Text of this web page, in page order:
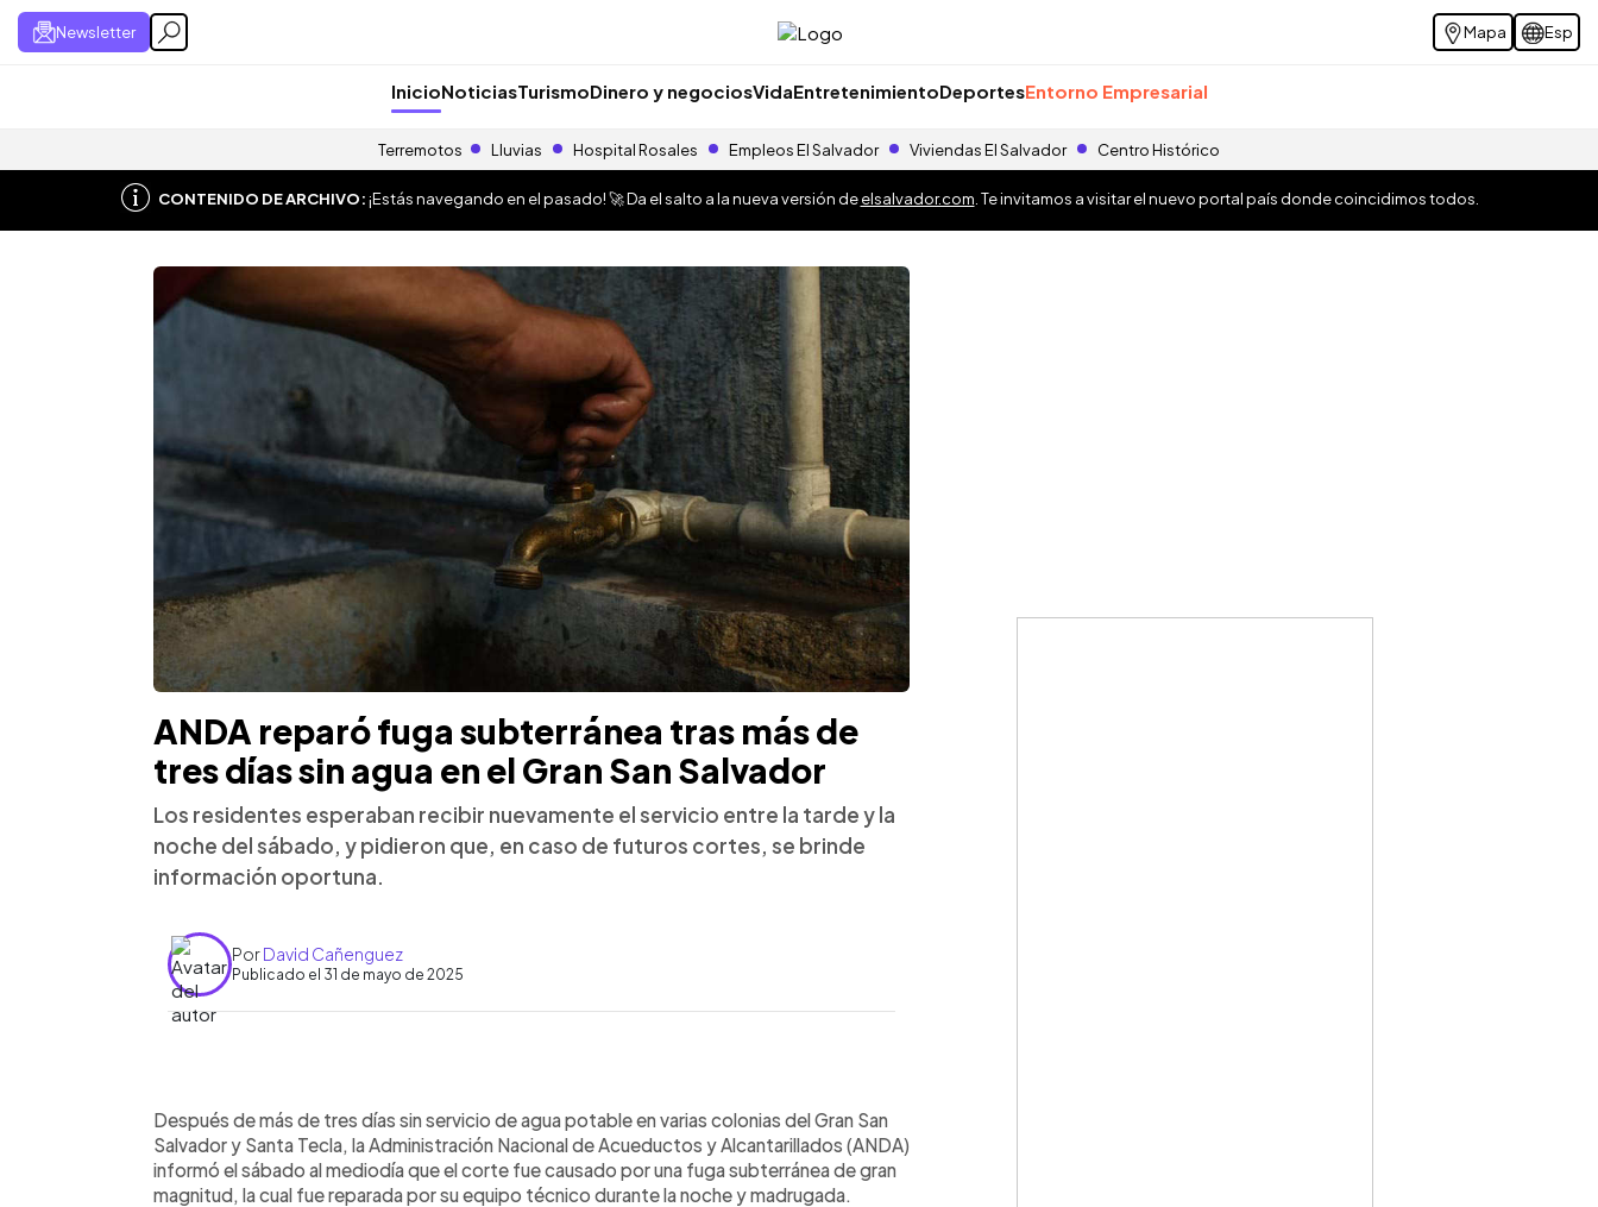
Newsletter Mapa Esp
InicioNoticiasTurismoDinero y negociosVidaEntretenimientoDeportesEntorno Empresarial
Terremotos Lluvias Hospital Rosales Empleos El Salvador Viviendas El Salvador Centro Histórico
CONTENIDO DE ARCHIVO:¡Estás navegando en el pasado! 🚀 Da el salto a la nueva versión deelsalvador.com . Te invitamos a visitar el nuevo portal país donde coincidimos todos.
ANDA reparó fuga subterránea tras más de
tres días sin agua en el Gran San Salvador
Los residentes esperaban recibir nuevamente el servicio entre la tarde y la
noche del sábado, y pidieron que, en caso de futuros cortes, se brinde
información oportuna.
PorDavid Cañenguez
Publicado el 31 de mayo de 2025
► Escuchar artículo
Después de más de tres días sin servicio de agua potable en varias colonias del Gran San
Salvador y Santa Tecla, la Administración Nacional de Acueductos y Alcantarillados (ANDA)
informó el sábado al mediodía que el corte fue causado por una fuga subterránea de gran
magnitud, la cual fue reparada por su equipo técnico durante la noche y madrugada.